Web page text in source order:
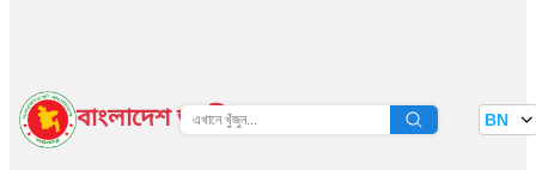
বাংলাদেশ জাতীয় তথ্য বাতায়ন BN